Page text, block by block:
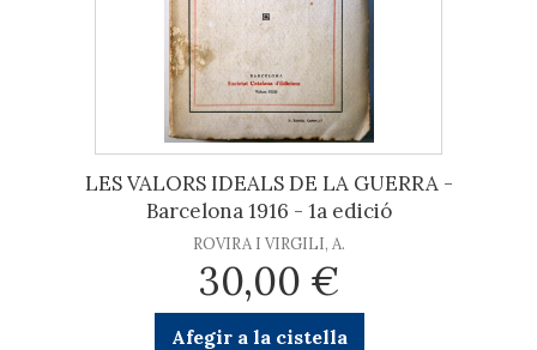
LES VALORS IDEALS DE LA GUERRA -
Barcelona 1916 - 1a edició
ROVIRA I VIRGILI, A.
30,00 €
Afegir a la cistella